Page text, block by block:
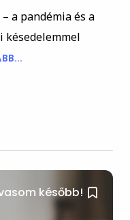
a pandémia és a
késedelemmel
később!